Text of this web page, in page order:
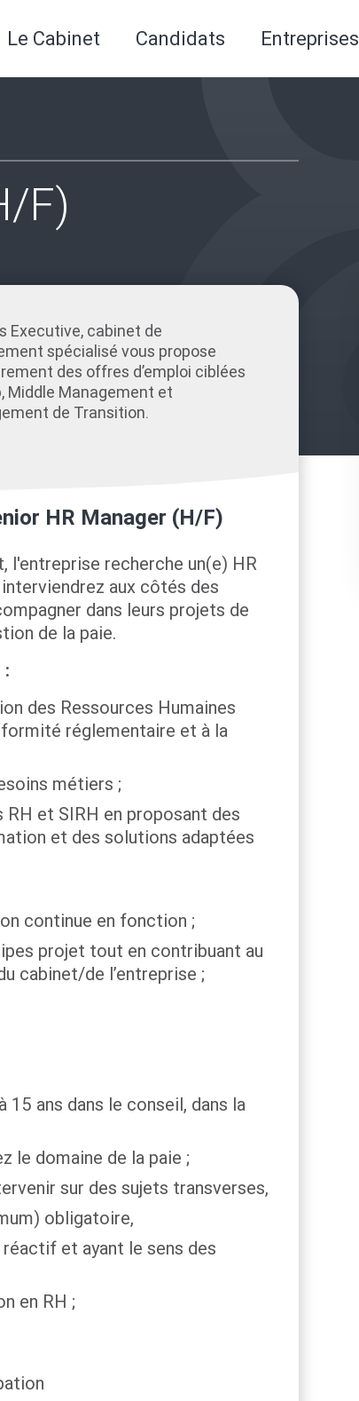
Le Cabinet Candidats Entreprises
F)
Executive, cabinet de
spécialisé vous propose
des offres d’emploi ciblées
Middle Management et
de Transition.
HR Manager (H/F)
l'entreprise recherche un(e) HR
aux côtés des
dans leurs projets de
de la paie.
:
des Ressources Humaines
réglementaire et à la
métiers ;
et SIRH en proposant des
et des solutions adaptées
continue en fonction ;
projet tout en contribuant au
cabinet/de l’entreprise ;
ans dans le conseil, dans la
le domaine de la paie ;
sur des sujets transverses,
obligatoire,
et ayant le sens des
en RH ;